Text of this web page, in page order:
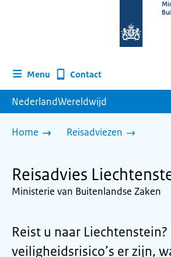
homepage
Menu Contact
NederlandWereldwijd
Home Reisadviezen
Reisadvies
Ministerie van Buitenlandse Zaken
Reist u naar Liechtenstein?
veiligheidsrisico’s er zijn,